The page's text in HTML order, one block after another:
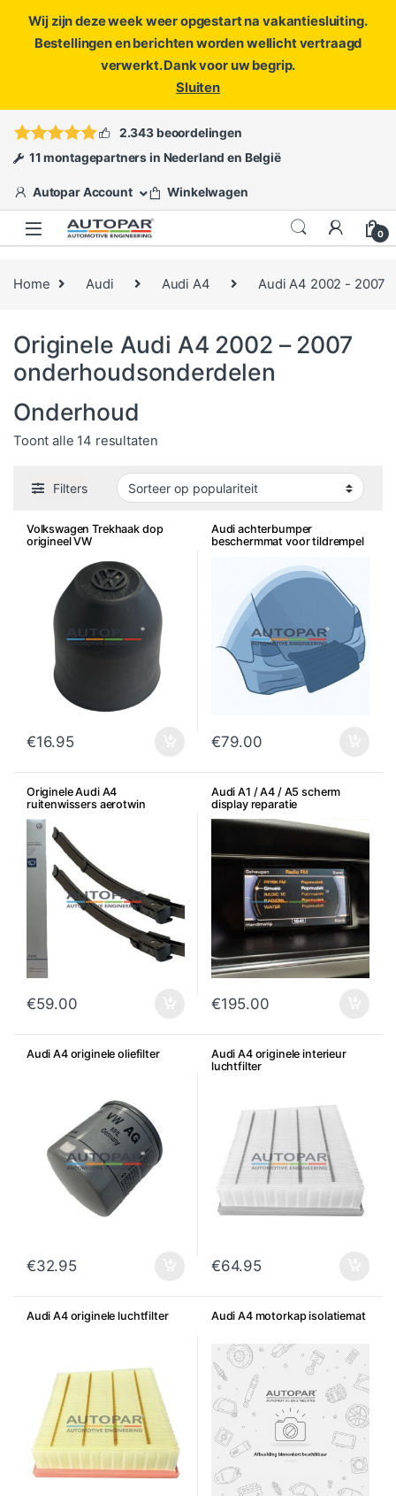
Wij zijn deze week weer opgestart na vakantiesluiting.
Bestellingen en berichten worden wellicht vertraagd
verwerkt. Dank voor uw begrip.
Sluiten
ofopen een ticket
2.343 beoordelingen
11 montagepartners in Nederland en België
Autopar Account Winkelwagen
0
Home Audi Audi A4 Audi A4 2002 - 2007
Originele Audi A4 2002 – 2007
onderhoudsonderdelen
Onderhoud
Toont alle 14 resultatenGesorteerd op populariteit
Filters
Volkswagen Trekhaak dop
origineel VW
€16.95
Audi achterbumper
beschermmat voor tildrempel
€79.00
Originele Audi A4
ruitenwissers aerotwin
€59.00
Audi A1 / A4 / A5 scherm
display reparatie
€195.00
Audi A4 originele oliefilter
€32.95
Audi A4 originele interieur
luchtfilter
€64.95
Audi A4 originele luchtfilter Audi A4 motorkap isolatiemat